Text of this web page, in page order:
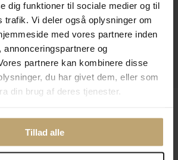
dig funktioner til sociale medier og til
trafik. Vi deler også oplysninger om
med vores partnere inden
annonceringspartnere og
partnere kan kombinere disse
du har givet dem, eller som
din brug af deres tjenester.
Tillad alle